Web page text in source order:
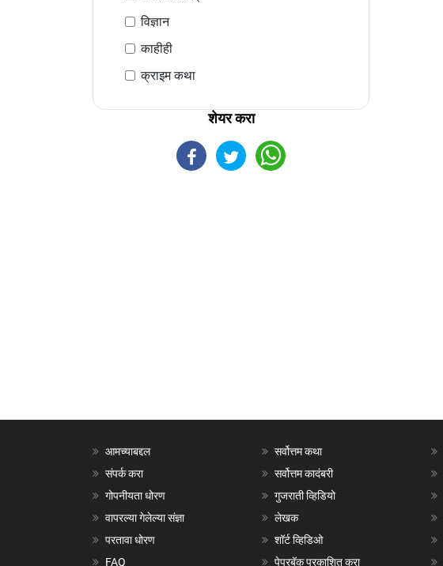
विज्ञान
काहीही
क्राइम कथा
शेयर करा
आमच्याबद्दल
संपर्क करा
गोपनीयता धोरण
वापरल्या गेलेल्या संज्ञा
परतावा धोरण
FAQ
सर्वोत्तम कथा
सर्वोत्तम कादंबरी
गुजराती व्हिडियो
लेखक
शॉर्ट व्हिडिओ
पेपरबॅक प्रकाशित करा